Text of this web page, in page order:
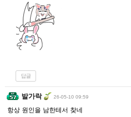
답글
발가락 26-05-10 09:59
항상 원인을 남한테서 찾네